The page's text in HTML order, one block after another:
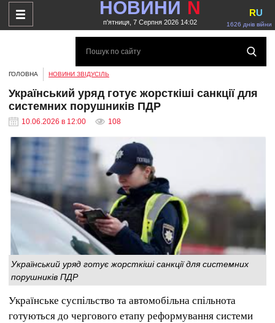
НОВИНИ N
п'ятниця, 7 Серпня 2026 14:02 1626 днів війни
RU
ГОЛОВНА НОВИНИ ЗВІДУСІЛЬ
Український уряд готує жорсткіші санкції для
системних порушників ПДР
10.06.2026 в 12:00 108
Український уряд готує жорсткіші санкції для системних
порушників ПДР
Українське суспільство та автомобільна спільнота
готуються до чергового етапу реформування системи